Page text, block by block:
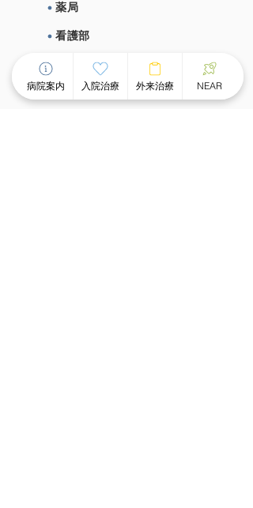
薬局
看護部
作業療法室
病院案内 入院治療 外来治療 NEAR